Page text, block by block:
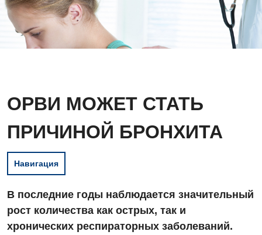
ОРВИ МОЖЕТ СТАТЬ
ПРИЧИНОЙ БРОНХИТА
Навигация
В последние годы наблюдается значительный
рост количества как острых, так и
хронических респираторных заболеваний.